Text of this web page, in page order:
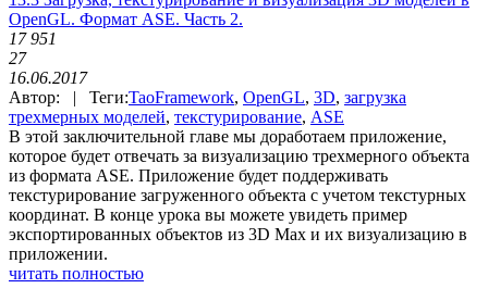
OpenGL. Формат ASE. Часть 2.
17 951
27
16.06.2017
Автор: | Теги:TaoFramework, OpenGL, 3D, загрузка
трехмерных моделей, текстурирование, ASE
В этой заключительной главе мы доработаем приложение,
которое будет отвечать за визуализацию трехмерного объекта
из формата ASE. Приложение будет поддерживать
текстурирование загруженного объекта с учетом текстурных
координат. В конце урока вы можете увидеть пример
экспортированных объектов из 3D Max и их визуализацию в
приложении.
читать полностью